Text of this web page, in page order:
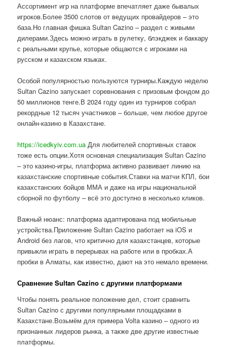
Ассортимент игр на платформе впечатляет даже бывалых
игроков.Более 3500 слотов от ведущих провайдеров – это
база.Но главная фишка Sultan Cazino – раздел с живыми
дилерами.Здесь можно играть в рулетку, блэкджек и баккару
с реальными крупье, которые общаются с игроками на
русском и казахском языках.
Особой популярностью пользуются турниры.Каждую неделю
Sultan Cazino запускает соревнования с призовым фондом до
50 миллионов тенге.В 2024 году один из турниров собрал
рекордные 12 тысяч участников – больше, чем любое другое
онлайн-казино в Казахстане.
https://icedkyiv.com.ua Для любителей спортивных ставок
тоже есть опции.Хотя основная специализация Sultan Cazino
– это казино-игры, платформа активно развивает линию на
казахстанские спортивные события.Ставки на матчи КПЛ, бои
казахстанских бойцов ММА и даже на игры национальной
сборной по футболу – всё это доступно в несколько кликов.
Важный нюанс: платформа адаптирована под мобильные
устройства.Приложение Sultan Cazino работает на iOS и
Android без лагов, что критично для казахстанцев, которые
привыкли играть в перерывах на работе или в пробках.А
пробки в Алматы, как известно, дают на это немало времени.
Сравнение Sultan Cazino с другими платформами
Чтобы понять реальное положение дел, стоит сравнить
Sultan Cazino с другими популярными площадками в
Казахстане.Возьмём для примера Volta казино – одного из
признанных лидеров рынка, а также две другие известные
платформы.